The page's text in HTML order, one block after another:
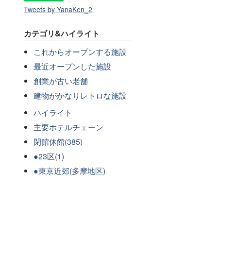
Tweets by YanaKen_2
カテゴリ&ハイライト
これからオープンする施設
最近オープンした施設
創業が古い老舗
建物がかなりレトロな施設
ハイライト
主要ホテルチェーン
閉館休館(385)
●23区(1)
●東京近郊(多摩地区)